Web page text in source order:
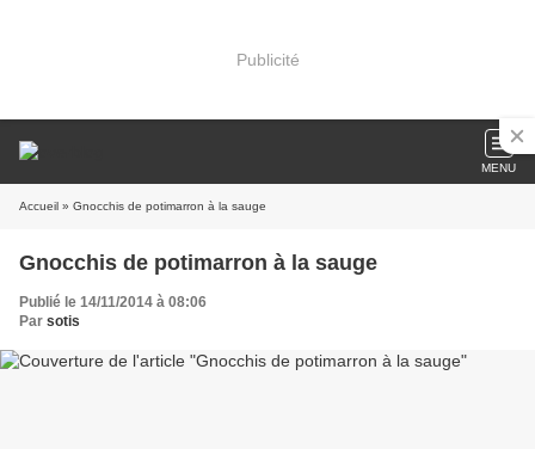
Publicité
MENU
Accueil » Gnocchis de potimarron à la sauge
Gnocchis de potimarron à la sauge
Publié le 14/11/2014 à 08:06
Par sotis